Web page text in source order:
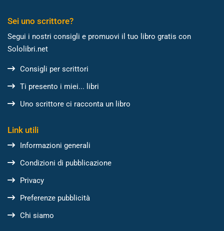
Sei uno scrittore?
Segui i nostri consigli e promuovi il tuo libro gratis con
Sololibri.net
Consigli per scrittori
Ti presento i miei... libri
Uno scrittore ci racconta un libro
Link utili
Informazioni generali
Condizioni di pubblicazione
Privacy
Preferenze pubblicità
Chi siamo